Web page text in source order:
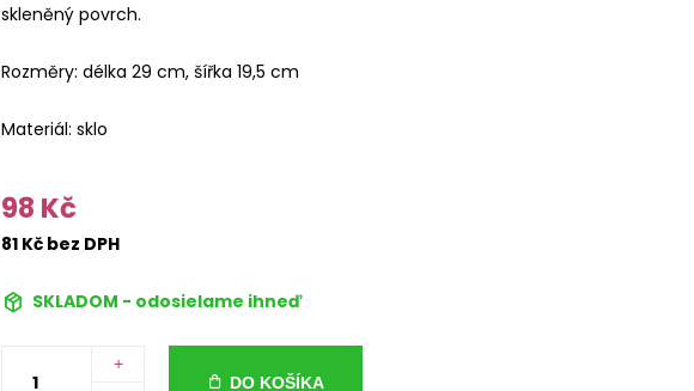
skleněný povrch.
Rozměry: délka 29 cm, šířka 19,5 cm
Materiál: sklo
98 Kč
81 Kč bez DPH
SKLADOM - odosielame ihneď
+
DO KOŠÍKA